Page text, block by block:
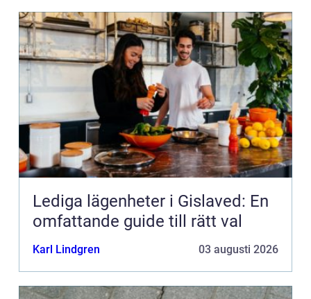
Lediga lägenheter i Gislaved: En
omfattande guide till rätt val
Karl Lindgren 03 augusti 2026